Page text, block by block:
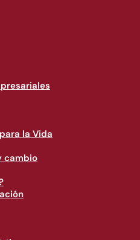
la Vida
cambio